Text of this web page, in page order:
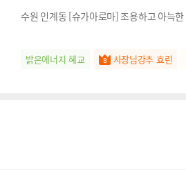
밝은에너지 혜교 사장님강추 효린